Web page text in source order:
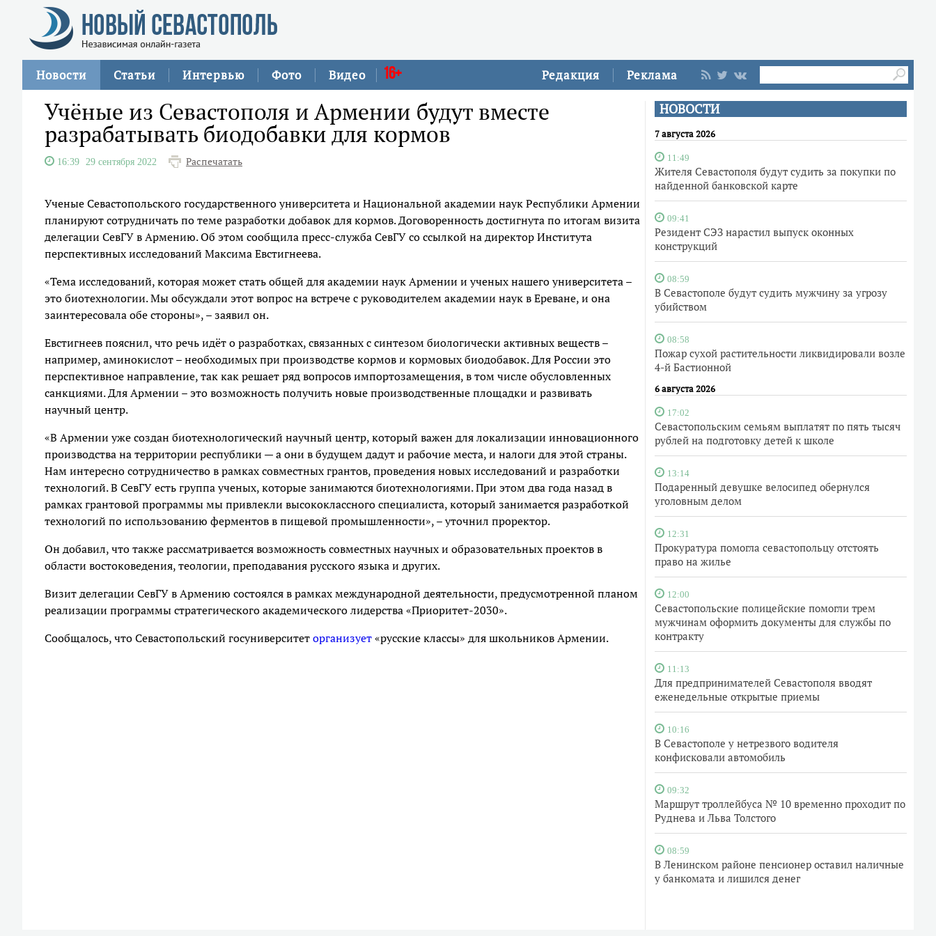
Редакция Реклама
Новости Статьи Интервью Фото Видео 16+
НОВОСТИ
7 августа 2026
11:49
Жителя Севастополя будут судить за покупки по
найденной банковской карте
09:41
Резидент СЭЗ нарастил выпуск оконных
конструкций
08:59
В Севастополе будут судить мужчину за угрозу
убийством
08:58
Пожар сухой растительности ликвидировали возле
4-й Бастионной
6 августа 2026
17:02
Севастопольским семьям выплатят по пять тысяч
рублей на подготовку детей к школе
13:14
Подаренный девушке велосипед обернулся
уголовным делом
12:31
Прокуратура помогла севастопольцу отстоять
право на жилье
12:00
Севастопольские полицейские помогли трем
мужчинам оформить документы для службы по
контракту
11:13
Для предпринимателей Севастополя вводят
еженедельные открытые приемы
10:16
В Севастополе у нетрезвого водителя
конфисковали автомобиль
09:32
Маршрут троллейбуса № 10 временно проходит по
Руднева и Льва Толстого
08:59
В Ленинском районе пенсионер оставил наличные
у банкомата и лишился денег
Учёные из Севастополя и Армении будут вместе
разрабатывать биодобавки для кормов
16:39 29 сентября 2022 Распечатать
Ученые Севастопольского государственного университета и Национальной академии наук Республики Армении
планируют сотрудничать по теме разработки добавок для кормов. Договоренность достигнута по итогам визита
делегации СевГУ в Армению. Об этом сообщила пресс-служба СевГУ со ссылкой на директор Института
перспективных исследований Максима Евстигнеева.
«Тема исследований, которая может стать общей для академии наук Армении и ученых нашего университета –
это биотехнологии. Мы обсуждали этот вопрос на встрече с руководителем академии наук в Ереване, и она
заинтересовала обе стороны», – заявил он.
Евстигнеев пояснил, что речь идёт о разработках, связанных с синтезом биологически активных веществ –
например, аминокислот – необходимых при производстве кормов и кормовых биодобавок. Для России это
перспективное направление, так как решает ряд вопросов импортозамещения, в том числе обусловленных
санкциями. Для Армении – это возможность получить новые производственные площадки и развивать
научный центр.
«В Армении уже создан биотехнологический научный центр, который важен для локализации инновационного
производства на территории республики — а они в будущем дадут и рабочие места, и налоги для этой страны.
Нам интересно сотрудничество в рамках совместных грантов, проведения новых исследований и разработки
технологий. В СевГУ есть группа ученых, которые занимаются биотехнологиями. При этом два года назад в
рамках грантовой программы мы привлекли высококлассного специалиста, который занимается разработкой
технологий по использованию ферментов в пищевой промышленности», – уточнил проректор.
Он добавил, что также рассматривается возможность совместных научных и образовательных проектов в
области востоковедения, теологии, преподавания русского языка и других.
Визит делегации СевГУ в Армению состоялся в рамках международной деятельности, предусмотренной планом
реализации программы стратегического академического лидерства «Приоритет-2030».
Сообщалось, что Севастопольский госуниверситеторганизует«русские классы» для школьников Армении.